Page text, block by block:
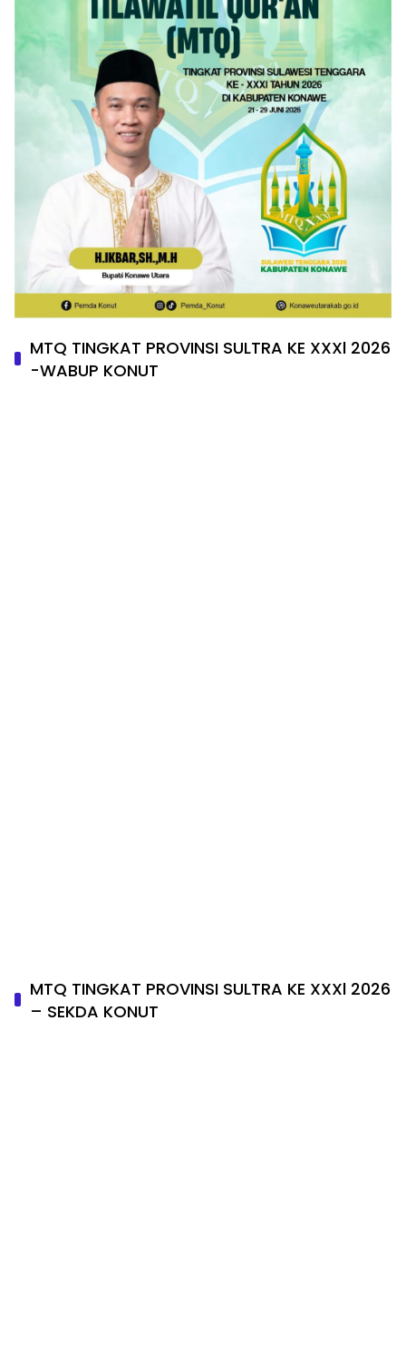
MTQ TINGKAT PROVINSI SULTRA KE XXXl 2026
-WABUP KONUT
MTQ TINGKAT PROVINSI SULTRA KE XXXl 2026
– SEKDA KONUT